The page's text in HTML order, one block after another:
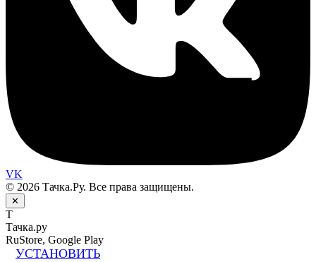
VK
© 2026 Тачка.Ру. Все права защищены.
✕
Т
Тачка.ру
RuStore, Google Play
УСТАНОВИТЬ